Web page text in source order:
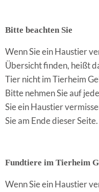
Bitte beachten Sie
Wenn Sie ein Haustier
Übersicht finden, heißt
Tier nicht im Tierheim
Bitte nehmen Sie auf
Sie ein Haustier
Sie am Ende dieser Seite.
Fundtiere im Tierheim
Wenn Sie ein Haustier